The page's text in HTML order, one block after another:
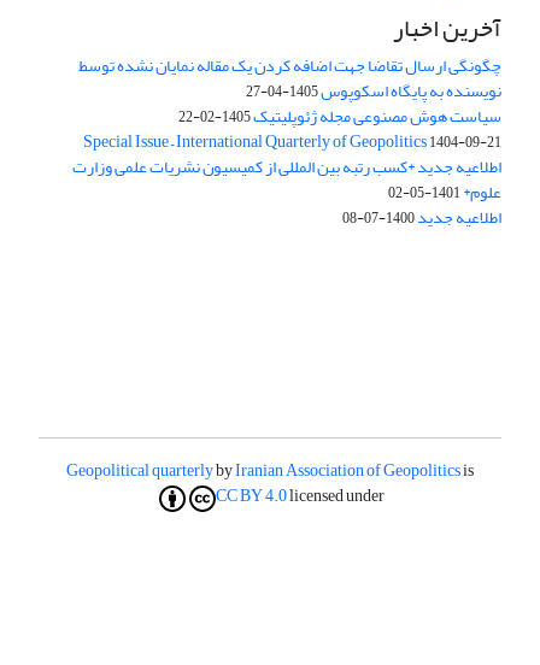
آخرین اخبار
چگونگی ارسال تقاضا جهت اضافه کردن یک مقاله نمایان نشده توسط
نویسنده به پایگاه اسکوپوس1405-04-27
سیاست هوش مصنوعی مجله ژئوپلیتیک1405-02-22
Special Issue – International Quarterly of Geopolitics1404-09-21
اطلاعیه جدید *کسب رتبه بین المللی از کمیسیون نشریات علمی وزارت
علوم*1401-05-02
اطلاعیه جدید1400-07-08
Geopolitical quarterlybyIranian Association of Geopoliticsis
licensed under
CC BY 4.0